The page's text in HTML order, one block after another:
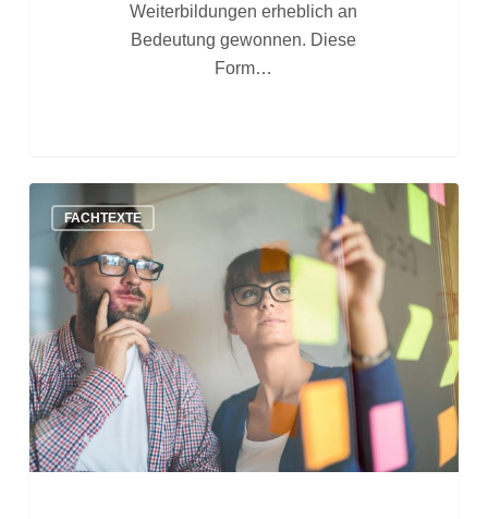
Weiterbildungen erheblich an
Bedeutung gewonnen. Diese
Form…
eine
Potenzialanalyse?
FACHTEXTE